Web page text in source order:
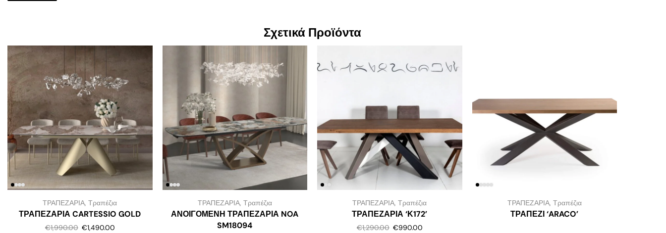
Σχετικά Προϊόντα
ΤΡΑΠΕΖΑΡΙΑ,Τραπέζια
ΤΡΑΠΕΖΑΡΙΑ CARTESSIO GOLD
€1,990.00 €1,490.00
ΤΡΑΠΕΖΑΡΙΑ, Τραπέζια
ΑΝΟΙΓΟΜΕΝΗ ΤΡΑΠΕΖΑΡΙΑ NOA
SM18094
ΤΡΑΠΕΖΑΡΙΑ,Τραπέζια
ΤΡΑΠΕΖΑΡΙΑ ‘Κ172’
€1,290.00 €990.00
ΤΡΑΠΕΖΑΡΙΑ, Τραπέζια
ΤΡΑΠΕΖΙ ‘ARACO’